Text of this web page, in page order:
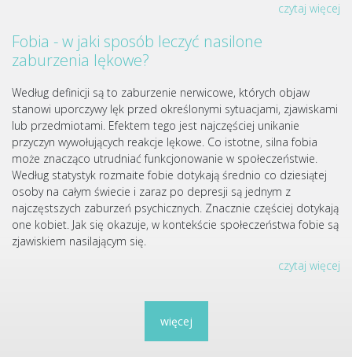
czytaj więcej
Fobia - w jaki sposób leczyć nasilone
zaburzenia lękowe?
Według definicji są to zaburzenie nerwicowe, których objaw
stanowi uporczywy lęk przed określonymi sytuacjami, zjawiskami
lub przedmiotami. Efektem tego jest najczęściej unikanie
przyczyn wywołujących reakcje lękowe. Co istotne, silna fobia
może znacząco utrudniać funkcjonowanie w społeczeństwie.
Według statystyk rozmaite fobie dotykają średnio co dziesiątej
osoby na całym świecie i zaraz po depresji są jednym z
najczęstszych zaburzeń psychicznych. Znacznie częściej dotykają
one kobiet. Jak się okazuje, w kontekście społeczeństwa fobie są
zjawiskiem nasilającym się.
czytaj więcej
więcej